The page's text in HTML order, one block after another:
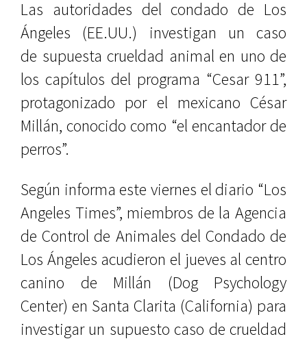
Las autoridades del condado de Los
Ángeles (EE.UU.) investigan un caso
de supuesta crueldad animal en uno de
los capítulos del programa “Cesar 911”,
protagonizado por el mexicano César
Millán, conocido como “el encantador de
perros”.
Según informa este viernes el diario “Los
Angeles Times”, miembros de la Agencia
de Control de Animales del Condado de
Los Ángeles acudieron el jueves al centro
canino de Millán (Dog Psychology
Center) en Santa Clarita (California) para
investigar un supuesto caso de crueldad